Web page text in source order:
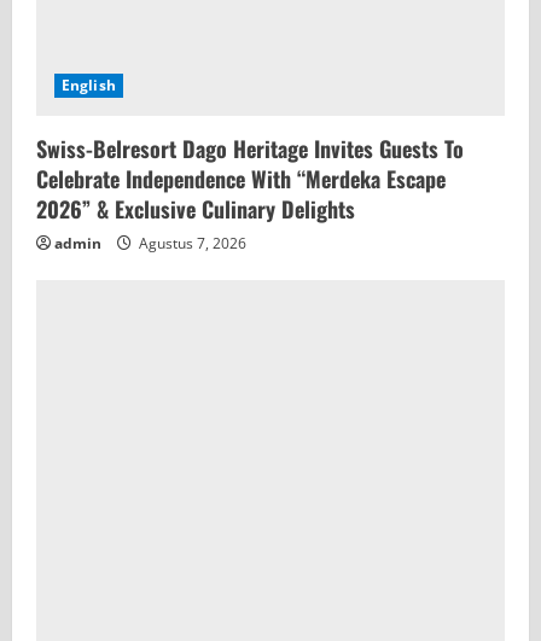
English
Swiss-Belresort Dago Heritage Invites Guests To
Celebrate Independence With “Merdeka Escape
2026” & Exclusive Culinary Delights
admin Agustus 7, 2026